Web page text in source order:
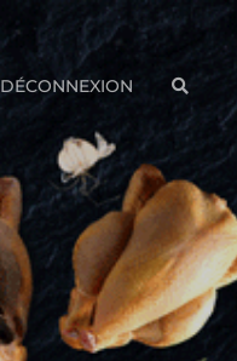
DÉCONNEXION